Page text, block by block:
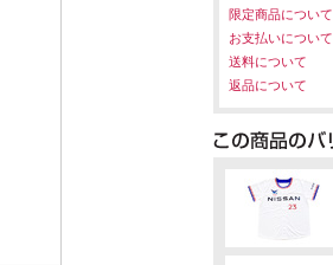
限定商品について
お支払いについて
送料について
返品について